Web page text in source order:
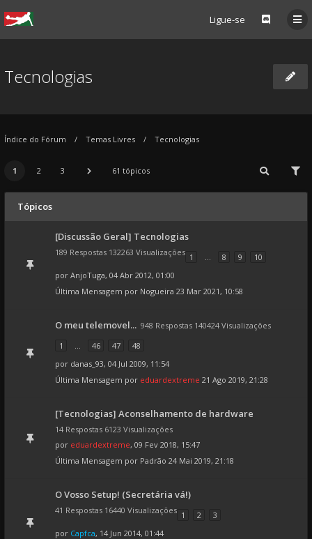
Ligue-se
Tecnologias
Índice do Fórum Temas Livres Tecnologias
1 2 3 61 tópicos
Tópicos
[Discussão Geral] Tecnologias
189 Respostas 132263 Visualizações 1 ... 8 9
10
por AnjoTuga, 04 Abr 2012, 01:00
Última Mensagem por Nogueira 23 Mar 2021, 10:58
O meu telemovel... 948 Respostas 140424 Visualizações
1
... 46 47
48
por danas_93, 04 Jul 2009, 11:54
Última Mensagem por eduardextreme 21 Ago 2019, 21:28
[Tecnologias] Aconselhamento de hardware
14 Respostas 6123 Visualizações
por eduardextreme, 09 Fev 2018, 15:47
Última Mensagem por Padrão 24 Mai 2019, 21:18
O Vosso Setup! (Secretária vá!)
41 Respostas 16440 Visualizações 1 2
3
por Capfca, 14 Jun 2014, 01:44